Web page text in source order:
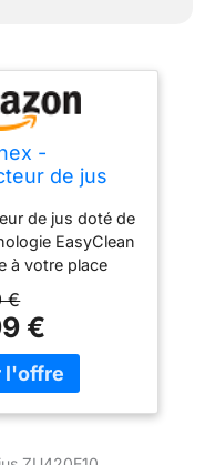
-
de jus
- Grisde jus doté de
EasyClean
à votre place
sans effort
de pressage
extraction
de jus sans
€
€